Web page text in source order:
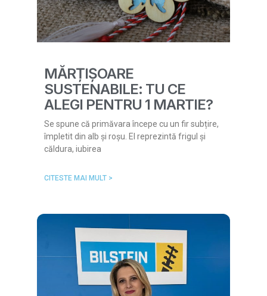
MĂRȚIȘOARE
SUSTENABILE: TU CE
ALEGI PENTRU 1 MARTIE?
Se spune că primăvara începe cu un fir subțire,
împletit din alb și roșu. El reprezintă frigul și
căldura, iubirea
CITESTE MAI MULT >